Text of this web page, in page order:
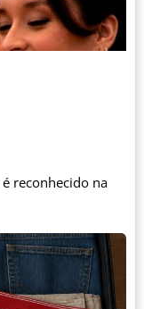
reconhecido na